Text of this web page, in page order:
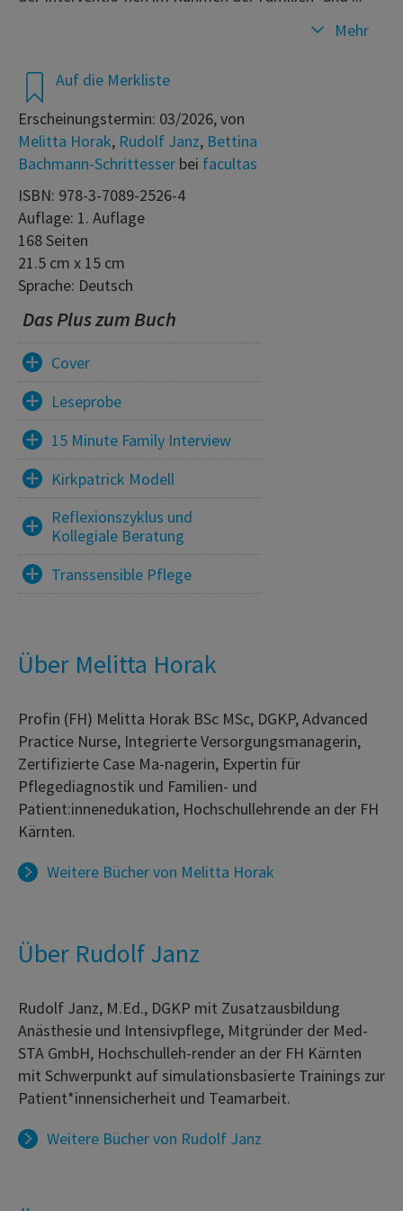
Auf die Merkliste
Erscheinungstermin: 03/2026, von
Melitta Horak, Rudolf Janz, Bettina
Bachmann-Schrittesser bei facultas
ISBN: 978-3-7089-2526-4
Auflage: 1. Auflage
168 Seiten
21.5 cm x 15 cm
Sprache: Deutsch
Das Plus zum Buch
Cover
Leseprobe
15 Minute Family Interview
Kirkpatrick Modell
Reflexionszyklus und
Kollegiale Beratung
Transsensible Pflege
Mehr
Über Melitta Horak
Profin (FH) Melitta Horak BSc MSc, DGKP, Advanced
Practice Nurse, Integrierte Versorgungsmanagerin,
Zertifizierte Case Ma-nagerin, Expertin für
Pflegediagnostik und Familien- und
Patient:innenedukation, Hochschullehrende an der FH
Kärnten.
Weitere Bücher von Melitta Horak
Über Rudolf Janz
Rudolf Janz, M.Ed., DGKP mit Zusatzausbildung
Anästhesie und Intensivpflege, Mitgründer der Med-
STA GmbH, Hochschulleh-render an der FH Kärnten
mit Schwerpunkt auf simulationsbasierte Trainings zur
Patient*innensicherheit und Teamarbeit.
Weitere Bücher von Rudolf Janz